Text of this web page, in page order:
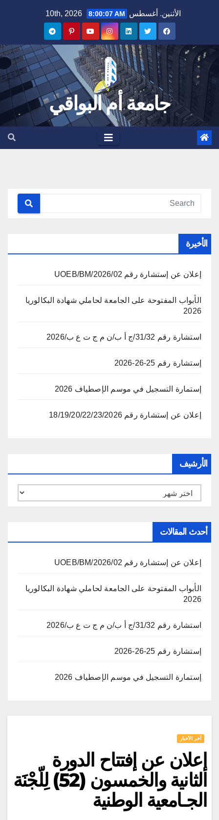
الأثنين. أغسطس 10th, 2026 8:00:08 AM
جامعة أم البواقي
الأخيرة
إعلان عن إستشارة رقم 02/UOEB/BM/2026
الأبواب المفتوحة على الجامعة لحاملي شهادة البكالوريا
2026
استشارة رقم 31/32/ج أ ب/ن م ج ت ع ب/2026
إستشارة رقم 25-26-2026
إستمارة التسجيل في موسم الإصطياف 2026
إعلان عن إستشارة رقم 18/19/20/22/23/2026
الأرشيف
الأرشيف
أحدث المقالات
إعلان عن إستشارة رقم 02/UOEB/BM/2026
الأبواب المفتوحة على الجامعة لحاملي شهادة البكالوريا
2026
استشارة رقم 31/32/ج أ ب/ن م ج ت ع ب/2026
إستشارة رقم 25-26-2026
إستمارة التسجيل في موسم الإصطياف 2026
آخر الأخبار
إعلان عن إفتتاح الدورة
الثانية والخمسون (52) لِلّجْنَة
الجـامعية الوطنية